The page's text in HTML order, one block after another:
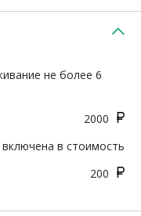
не более 6
2000
в стоимость
200